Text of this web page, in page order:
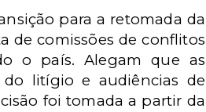
para a retomada da
de comissões de conflitos
o país. Alegam que as
do litígio e audiências de
foi tomada a partir da